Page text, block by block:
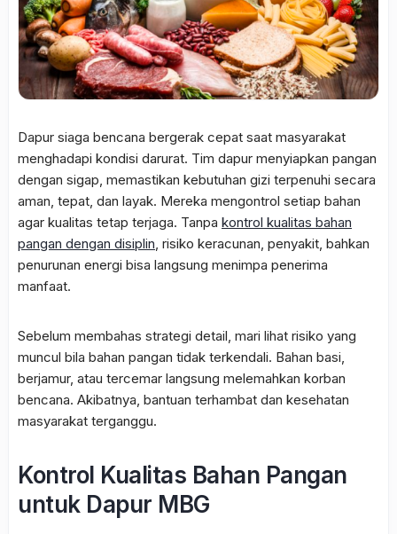
Dapur siaga bencana bergerak cepat saat masyarakat
menghadapi kondisi darurat. Tim dapur menyiapkan pangan
dengan sigap, memastikan kebutuhan gizi terpenuhi secara
aman, tepat, dan layak. Mereka mengontrol setiap bahan
agar kualitas tetap terjaga. Tanpa kontrol kualitas bahan
pangan dengan disiplin , risiko keracunan, penyakit, bahkan
penurunan energi bisa langsung menimpa penerima
manfaat.
Sebelum membahas strategi detail, mari lihat risiko yang
muncul bila bahan pangan tidak terkendali. Bahan basi,
berjamur, atau tercemar langsung melemahkan korban
bencana. Akibatnya, bantuan terhambat dan kesehatan
masyarakat terganggu.
Kontrol Kualitas Bahan Pangan
untuk Dapur MBG